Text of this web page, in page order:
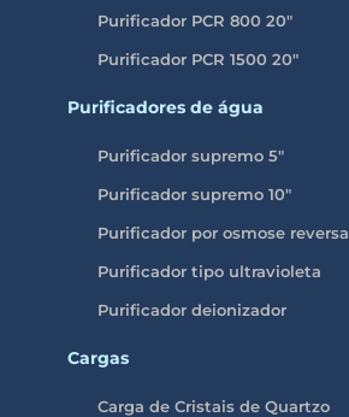
Purificador PCR 800 20″
Purificador PCR 1500 20″
Purificadores de água
Purificador supremo 5″
Purificador supremo 10″
Purificador por osmose reversa
Purificador tipo ultravioleta
Purificador deionizador
Cargas
Carga de Cristais de Quartzo